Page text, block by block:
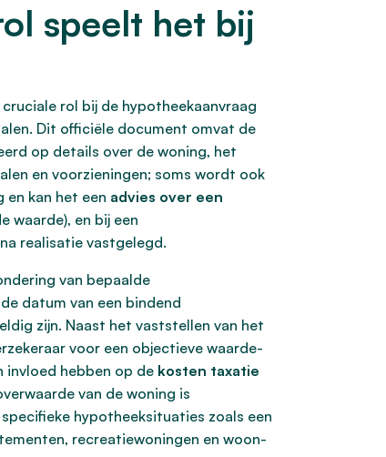
speelt het bij
rol bij de hypotheekaanvraag
Dit officiële document omvat de
op details over de woning, het
en voorzieningen; soms wordt ook
kan het een advies over een
waarde), en bij een
na realisatie vastgelegd.
van bepaalde
datum van een bindend
zijn. Naast het vaststellen van het
voor een objectieve waarde-
invloed hebben op de kosten taxatie
van de woning is
hypotheeksituaties zoals een
recreatiewoningen en woon-